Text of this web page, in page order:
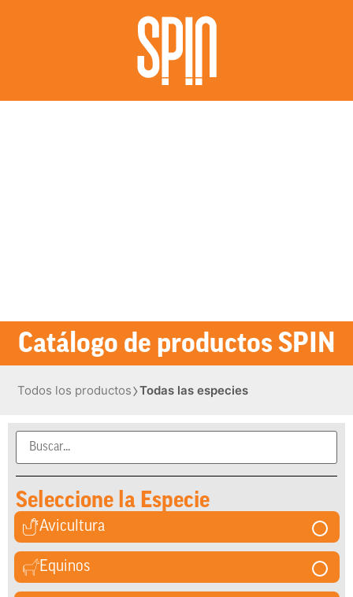
Catálogo de productos SPIN
Todos los productos›Todas las especies
Seleccione la Especie
Avicultura
Equinos